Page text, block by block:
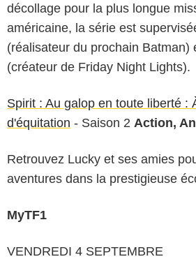
décollage pour la plus longue
américaine, la série est
(réalisateur du prochain Batman)
(créateur de Friday Night Lights).
Spirit : Au galop en toute liberté :
d'équitation - Saison 2 Action,
Retrouvez Lucky et ses amies
aventures dans la prestigieuse
MyTF1
VENDREDI 4 SEPTEMBRE